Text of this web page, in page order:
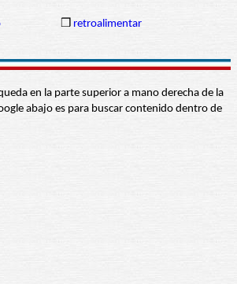
❒ retroalimentar
en la parte superior a mano derecha de la
abajo es para buscar contenido dentro de